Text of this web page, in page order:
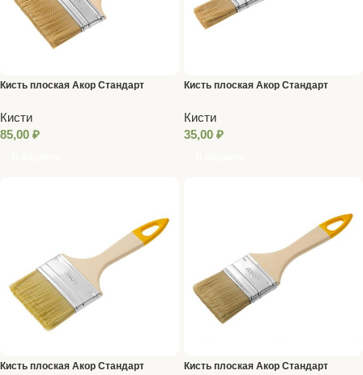
Кисть плоская Акор Стандарт
ручка, 100 x 8 мм
Кисти
85,00 ₽
Кисть плоская Акор Стандарт
ручка, 25 x 8 мм
Кисти
35,00 ₽
Кисть плоская Акор Стандарт
Кисть плоская Акор Стандарт